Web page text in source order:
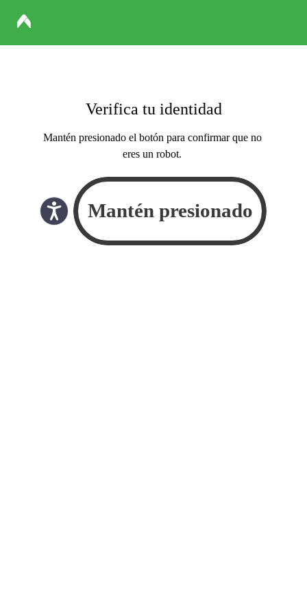
Verifica tu identidad
Mantén presionado el botón para confirmar que no
eres un robot.